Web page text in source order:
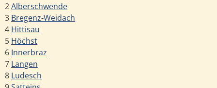
2Alberschwende
3 Bregenz-Weidach
4 Hittisau
5 Höchst
6 Innerbraz
7 Langen
8 Ludesch